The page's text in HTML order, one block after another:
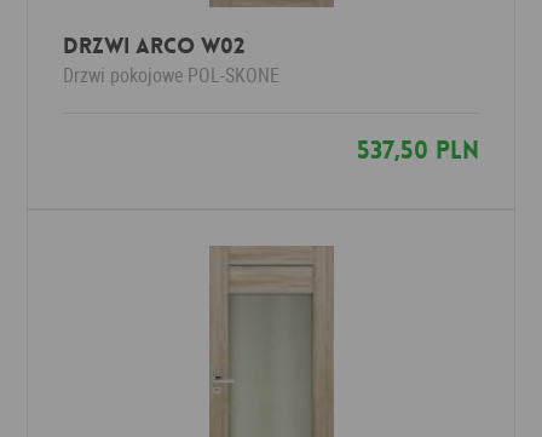
Drzwi Arco W02
Drzwi pokojowe POL-SKONE
537,50 PLN